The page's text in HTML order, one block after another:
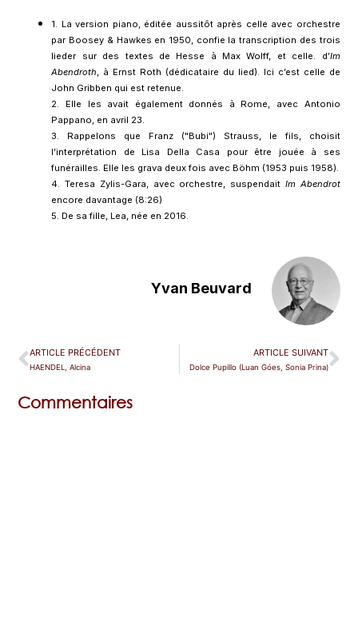
1. La version piano, éditée aussitôt après celle avec orchestre
par Boosey & Hawkes en 1950, confie la transcription des trois
lieder sur des textes de Hesse à Max Wolff, et celle. d’Im
Abendroth, à Ernst Roth (dédicataire du lied). Ici c’est celle de
John Gribben qui est retenue.
2. Elle les avait également donnés à Rome, avec Antonio
Pappano, en avril 23.
3. Rappelons que Franz ("Bubi") Strauss, le fils, choisit
l’interprétation de Lisa Della Casa pour être jouée à ses
funérailles. Elle les grava deux fois avec Böhm (1953 puis 1958).
4. Teresa Zylis-Gara, avec orchestre, suspendait Im Abendrot
encore davantage (8:26)
5. De sa fille, Lea, née en 2016.
Yvan Beuvard
ARTICLE PRÉCÉDENT
HAENDEL, Alcina
ARTICLE SUIVANT
Dolce Pupillo (Luan Góes, Sonia Prina)
Commentaires